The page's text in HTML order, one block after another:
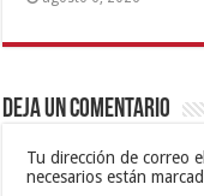
Deja un comentario
Tu dirección de correo
necesarios están